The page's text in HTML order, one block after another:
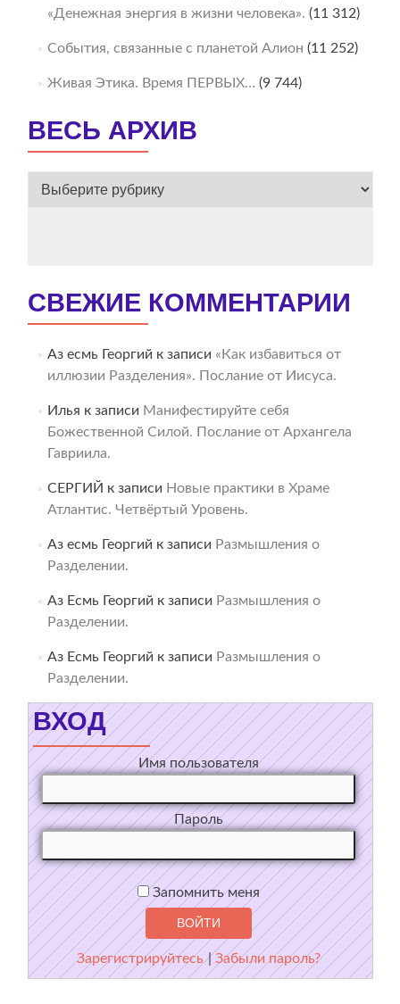
«Денежная энергия в жизни человека». (11 312)
События, связанные с планетой Алион (11 252)
Живая Этика. Время ПЕРВЫХ… (9 744)
ВЕСЬ АРХИВ
ВЕСЬ
СВЕЖИЕ КОММЕНТАРИИ
Аз есмь Георгий к записи «Как избавиться от
иллюзии Разделения». Послание от Иисуса.
Илья к записи Манифестируйте себя
Божественной Силой. Послание от Архангела
Гавриила.
СЕРГИЙ к записи Новые практики в Храме
Атлантис. Четвёртый Уровень.
Аз есмь Георгий к записи Размышления о
Разделении.
Аз Есмь Георгий к записи Размышления о
Разделении.
Аз Есмь Георгий к записи Размышления о
Разделении.
ВХОД
Имя пользователя
Пароль
Запомнить меня
Зарегистрируйтесь |Забыли пароль?